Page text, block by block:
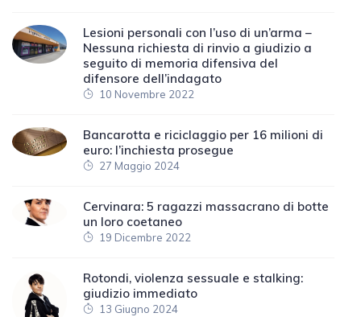
Lesioni personali con l’uso di un’arma –
Nessuna richiesta di rinvio a giudizio a
seguito di memoria difensiva del
difensore dell’indagato
10 Novembre 2022
Bancarotta e riciclaggio per 16 milioni di
euro: l’inchiesta prosegue
27 Maggio 2024
Cervinara: 5 ragazzi massacrano di botte
un loro coetaneo
19 Dicembre 2022
Rotondi, violenza sessuale e stalking:
giudizio immediato
13 Giugno 2024